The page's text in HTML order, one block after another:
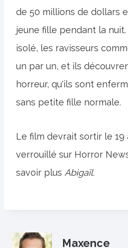
de 50 millions de dollars
jeune fille pendant la
isolé, les ravisseurs
un par un, et ils
horreur, qu'ils sont
sans petite fille normale.
Le film devrait sortir le 19
verrouillé sur Horror
savoir plus Abigaïl.
Maxence